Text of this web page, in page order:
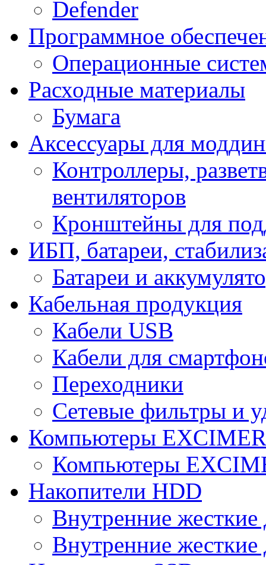
Defender
Программное
Операционные
Расходные материалы
Бумага
Аксессуары для
Контроллеры,
вентиляторов
Кронштейны для
ИБП, батареи,
Батареи и
Кабельная продукция
Кабели USB
Кабели для
Переходники
Сетевые фильтры и
Компьютеры
Компьютеры
Накопители HDD
Внутренние
Внутренние